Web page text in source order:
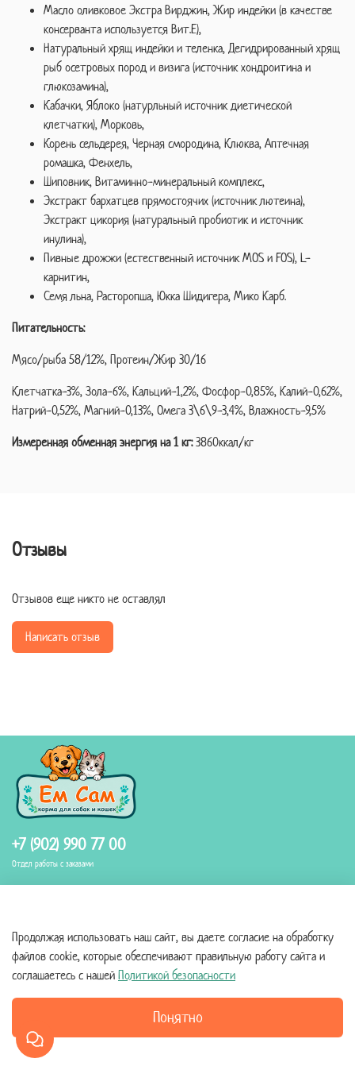
Масло оливковое Экстра Вирджин, Жир индейки (в качестве
консерванта используется Вит.E),
Натуральный хрящ индейки и теленка, Дегидрированный хрящ
рыб осетровых пород и визига (источник хондроитина и
глюкозамина),
Кабачки, Яблоко (натурльный источник диетической
клетчатки), Морковь,
Корень сельдерея, Черная смородина, Клюква, Аптечная
ромашка, Фенхель,
Шиповник, Витаминно-минеральный комплекс,
Экстракт бархатцев прямостоячих (источник лютеина),
Экстракт цикория (натуральный пробиотик и источник
инулина),
Пивные дрожжи (естественный источник MOS и FOS), L-
карнитин,
Семя льна, Расторопша, Юкка Шидигера, Мико Карб.
Питательность:
Мясо/рыба 58/12%,Протеин/Жир 30/16
Клетчатка-3%, Зола-6%, Кальций-1,2%, Фосфор-0,85%, Калий-0,62%,
Натрий-0,52%, Магний-0,13%, Омега 3\6\9-3,4%, Влажность-9,5%
Измеренная обменная энергия на 1 кг:3860ккал/кг
Отзывы
Отзывов еще никто не оставлял
Написать отзыв
Помощь и информация
+7 (902) 990 77 00
Отдел работы с заказами
Продолжая использовать наш сайт, вы даете согласие на обработку
файлов cookie, которые обеспечивают правильную работу сайта и
соглашаетесь с нашейПолитикой безопасности
Понятно